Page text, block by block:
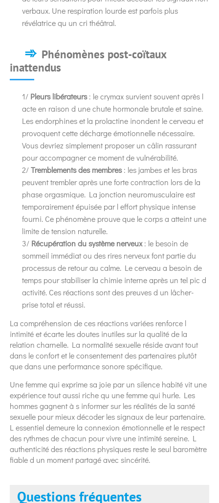
verbaux. Une respiration lourde est parfois plus
révélatrice qu un cri théâtral.
Phénomènes post-coïtaux
inattendus
1/ Pleurs libérateurs: le crymax survient souvent après l
acte en raison d une chute hormonale brutale et saine.
Les endorphines et la prolactine inondent le cerveau et
provoquent cette décharge émotionnelle nécessaire.
Vous devriez simplement proposer un câlin rassurant
pour accompagner ce moment de vulnérabilité.
2/Tremblements des membres: les jambes et les bras
peuvent trembler après une forte contraction lors de la
phase orgasmique. La jonction neuromusculaire est
temporairement épuisée par l effort physique intense
fourni. Ce phénomène prouve que le corps a atteint une
limite de tension naturelle.
3/ Récupération du système nerveux: le besoin de
sommeil immédiat ou des rires nerveux font partie du
processus de retour au calme. Le cerveau a besoin de
temps pour stabiliser la chimie interne après un tel pic d
activité. Ces réactions sont des preuves d un lâcher-
prise total et réussi.
La compréhension de ces réactions variées renforce l
intimité et écarte les doutes inutiles sur la qualité de la
relation charnelle. La normalité sexuelle réside avant tout
dans le confort et le consentement des partenaires plutôt
que dans une performance sonore spécifique.
Une femme qui exprime sa joie par un silence habité vit une
expérience tout aussi riche qu une femme qui hurle. Les
hommes gagnent à s informer sur les réalités de la santé
sexuelle pour mieux décoder les signaux de leur partenaire.
L essentiel demeure la connexion émotionnelle et le respect
des rythmes de chacun pour vivre une intimité sereine. L
authenticité des réactions physiques reste le seul baromètre
fiable d un moment partagé avec sincérité.
Questions fréquentes